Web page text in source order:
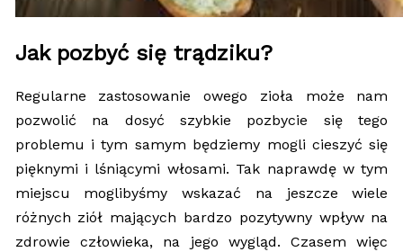
Jak pozbyć się trądziku?
Regularne zastosowanie owego zioła może nam
pozwolić na dosyć szybkie pozbycie się tego
problemu i tym samym będziemy mogli cieszyć się
pięknymi i lśniącymi włosami. Tak naprawdę w tym
miejscu moglibyśmy wskazać na jeszcze wiele
różnych ziół mających bardzo pozytywny wpływ na
zdrowie człowieka, na jego wygląd. Czasem więc